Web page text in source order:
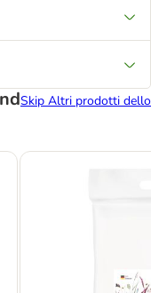
Skip Altri prodotti dello